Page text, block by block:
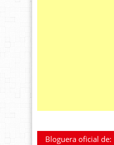
Bloguera oficial de: